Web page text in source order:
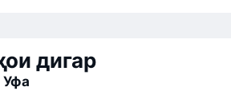
дигар
Уфа